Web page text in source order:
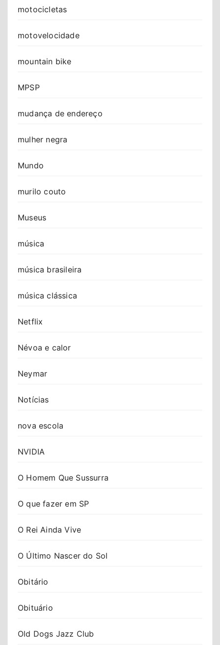
motocicletas
motovelocidade
mountain bike
MPSP
mudança de endereço
mulher negra
Mundo
murilo couto
Museus
música
música brasileira
música clássica
Netflix
Névoa e calor
Neymar
Notícias
nova escola
NVIDIA
O Homem Que Sussurra
O que fazer em SP
O Rei Ainda Vive
O Último Nascer do Sol
Obitário
Obituário
Old Dogs Jazz Club